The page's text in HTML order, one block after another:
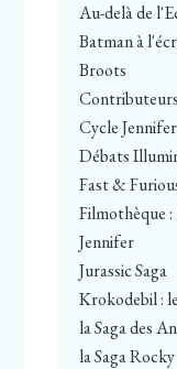
Au-delà de
Batman à
Broots
Contributeurs
Cycle
Débats
Fast &
Filmothèque
Jennifer
Jurassic Saga
Krokodebil :
la Saga des
la Saga Rocky